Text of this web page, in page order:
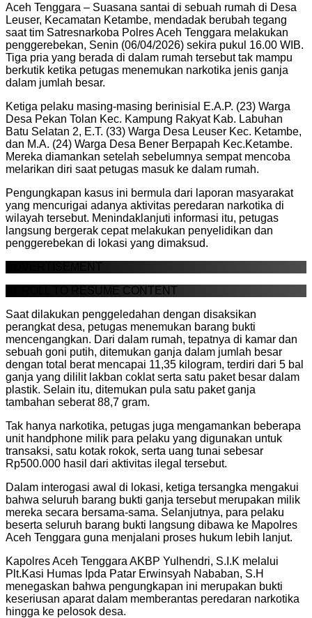
Aceh Tenggara – Suasana santai di sebuah rumah di Desa
Leuser, Kecamatan Ketambe, mendadak berubah tegang
saat tim Satresnarkoba Polres Aceh Tenggara melakukan
penggerebekan, Senin (06/04/2026) sekira pukul 16.00 WIB.
Tiga pria yang berada di dalam rumah tersebut tak mampu
berkutik ketika petugas menemukan narkotika jenis ganja
dalam jumlah besar.
Ketiga pelaku masing-masing berinisial E.A.P. (23) Warga
Desa Pekan Tolan Kec. Kampung Rakyat Kab. Labuhan
Batu Selatan 2, E.T. (33) Warga Desa Leuser Kec. Ketambe,
dan M.A. (24) Warga Desa Bener Berpapah Kec.Ketambe.
Mereka diamankan setelah sebelumnya sempat mencoba
melarikan diri saat petugas masuk ke dalam rumah.
Pengungkapan kasus ini bermula dari laporan masyarakat
yang mencurigai adanya aktivitas peredaran narkotika di
wilayah tersebut. Menindaklanjuti informasi itu, petugas
langsung bergerak cepat melakukan penyelidikan dan
penggerebekan di lokasi yang dimaksud.
ADVERTISEMENT
SCROLL TO RESUME CONTENT
Saat dilakukan penggeledahan dengan disaksikan
perangkat desa, petugas menemukan barang bukti
mencengangkan. Dari dalam rumah, tepatnya di kamar dan
sebuah goni putih, ditemukan ganja dalam jumlah besar
dengan total berat mencapai 11,35 kilogram, terdiri dari 5 bal
ganja yang dililit lakban coklat serta satu paket besar dalam
plastik. Selain itu, ditemukan pula satu paket ganja
tambahan seberat 88,7 gram.
Tak hanya narkotika, petugas juga mengamankan beberapa
unit handphone milik para pelaku yang digunakan untuk
transaksi, satu kotak rokok, serta uang tunai sebesar
Rp500.000 hasil dari aktivitas ilegal tersebut.
Dalam interogasi awal di lokasi, ketiga tersangka mengakui
bahwa seluruh barang bukti ganja tersebut merupakan milik
mereka secara bersama-sama. Selanjutnya, para pelaku
beserta seluruh barang bukti langsung dibawa ke Mapolres
Aceh Tenggara guna menjalani proses hukum lebih lanjut.
Kapolres Aceh Tenggara AKBP Yulhendri, S.I.K melalui
Plt.Kasi Humas Ipda Patar Erwinsyah Nababan, S.H
menegaskan bahwa pengungkapan ini merupakan bukti
keseriusan aparat dalam memberantas peredaran narkotika
hingga ke pelosok desa.